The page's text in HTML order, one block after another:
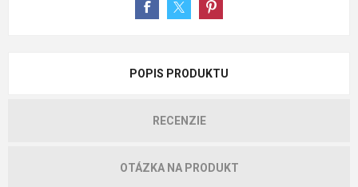
POPIS PRODUKTU
RECENZIE
OTÁZKA NA PRODUKT